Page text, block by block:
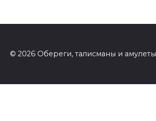
© 2026 Обереги, талисманы и амулеты